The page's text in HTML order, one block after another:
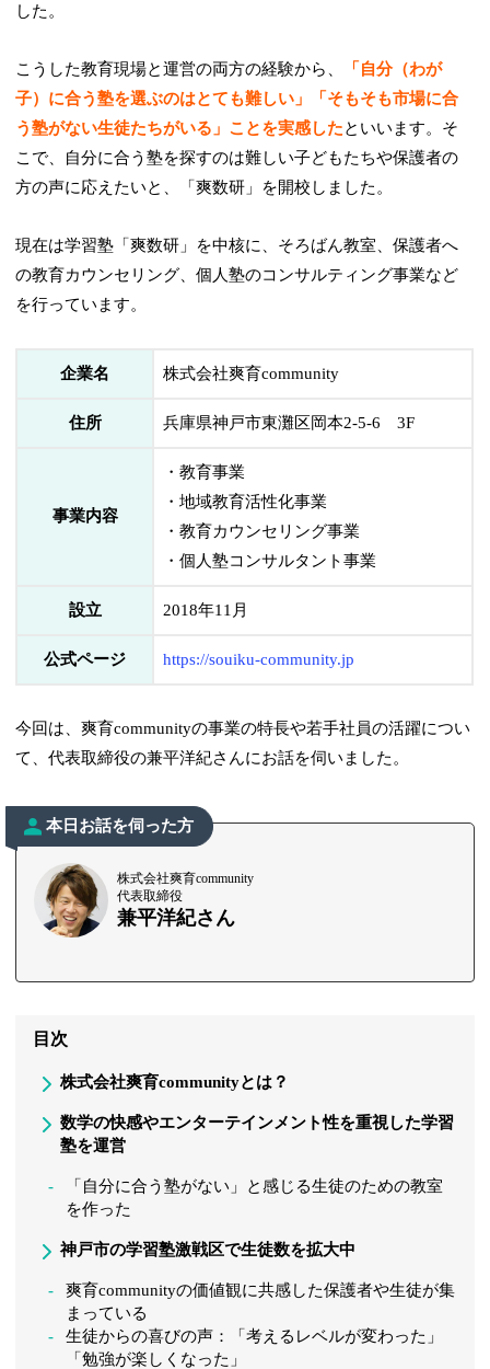
した。
こうした教育現場と運営の両方の経験から、
「自分（わが
子）に合う塾を選ぶのはとても難しい」「そもそも市場に合
う塾がない生徒たちがいる」ことを実感したといいます。そ
こで、自分に合う塾を探すのは難しい子どもたちや保護者の
方の声に応えたいと、「爽数研」を開校しました。
現在は学習塾「爽数研」を中核に、そろばん教室、保護者へ
の教育カウンセリング、個人塾のコンサルティング事業など
を行っています。
企業名 株式会社爽育community
住所 兵庫県神戸市東灘区岡本2-5-6 3F
事業内容
・教育事業
・地域教育活性化事業
・教育カウンセリング事業
・個人塾コンサルタント事業
設立 2018年11月
公式ページ https://souiku-community.jp
今回は、爽育communityの事業の特長や若手社員の活躍につい
て、代表取締役の兼平洋紀さんにお話を伺いました。
本日お話を伺った方
株式会社爽育community
代表取締役
兼平洋紀さん
目次
株式会社爽育communityとは？
数学の快感やエンターテインメント性を重視した学習
塾を運営
「自分に合う塾がない」と感じる生徒のための教室
を作った
神戸市の学習塾激戦区で生徒数を拡大中
爽育communityの価値観に共感した保護者や生徒が集
まっている
生徒からの喜びの声：「考えるレベルが変わった」
「勉強が楽しくなった」